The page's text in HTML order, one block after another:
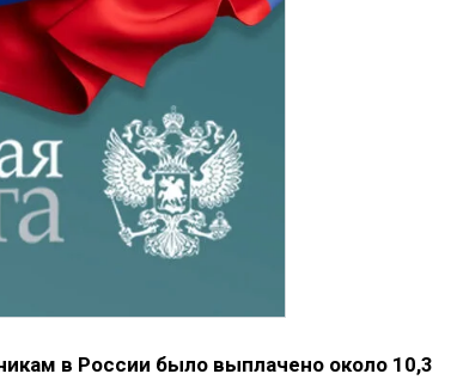
в России было выплачено около 10,3